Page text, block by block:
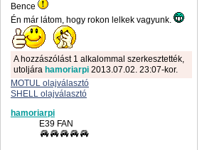
Bence
Én már látom, hogy rokon lelkek vagyunk.
A hozzászólást 1 alkalommal szerkesztették,
utoljára hamoriarpi2013.07.02. 23:07-kor.
MOTUL olajválasztó
SHELL olajválasztó
hamoriarpi
E39 FAN